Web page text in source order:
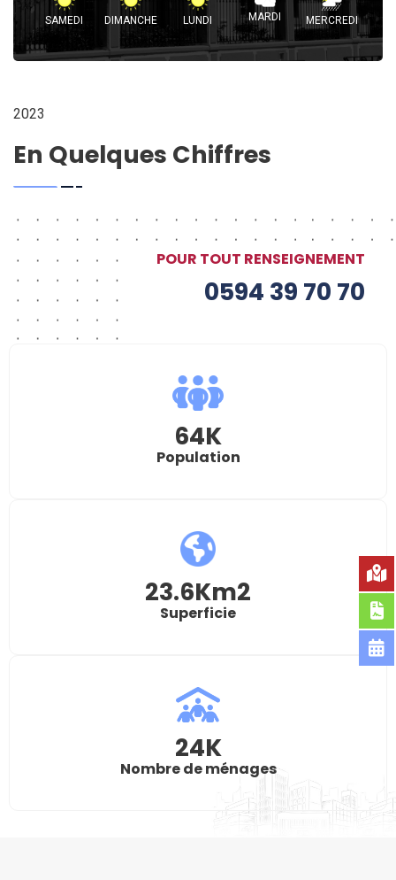
SAMEDI DIMANCHE LUNDI MARDI MERCREDI
2023
En Quelques Chiffres
POUR TOUT RENSEIGNEMENT
0594 39 70 70
64K
Population
23.6Km2
Superficie
24K
Nombre de ménages